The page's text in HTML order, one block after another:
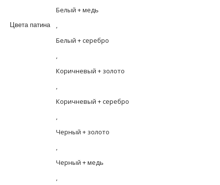
Цвета патина
Белый + медь
,
Белый + серебро
,
Коричневый + золото
,
Коричневый + серебро
,
Черный + золото
,
Черный + медь
,